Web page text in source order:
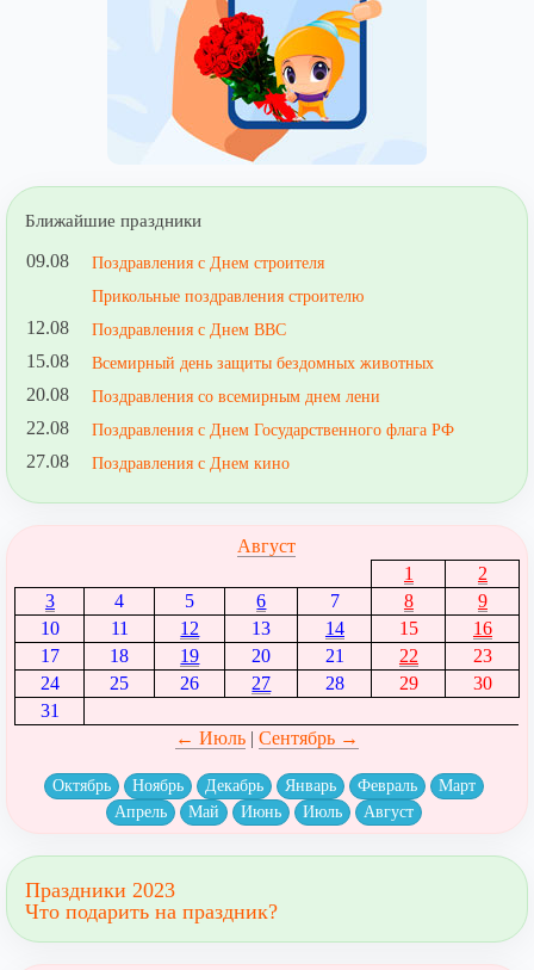
Ближайшие праздники
09.08
Поздравления с Днем строителя
Прикольные поздравления строителю
12.08 Поздравления с Днем ВВС
15.08 Всемирный день защиты бездомных животных
20.08 Поздравления со всемирным днем лени
22.08 Поздравления с Днем Государственного флага РФ
27.08 Поздравления с Днем кино
Август
1
2
3
4 5 6 7 8
9
10
11 12 13 14 15
16
17
18 19 20 21 22
23
24
25 26 27 28 29
30
31
← Июль| Сентябрь →
Октябрь Ноябрь Декабрь Январь Февраль
Март
Апрель
Май Июнь Июль Август
Праздники 2023
Что подарить на праздник?